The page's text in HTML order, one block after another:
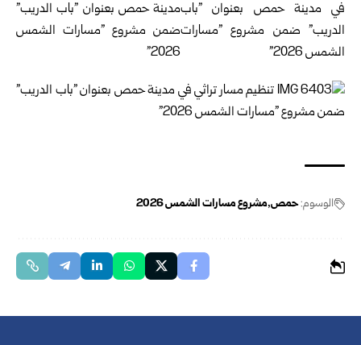
الوسوم:حمص مشروع مسارات الشمس 2026